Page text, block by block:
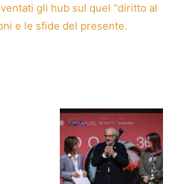
gli hub sul quel “diritto al
e le sfide del presente.